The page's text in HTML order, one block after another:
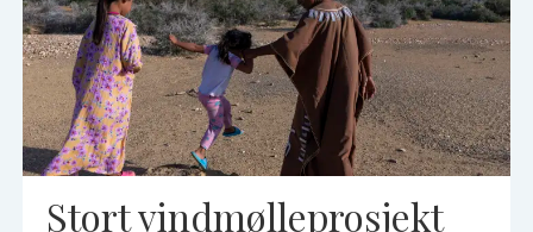
Stort vindmølleprosjekt